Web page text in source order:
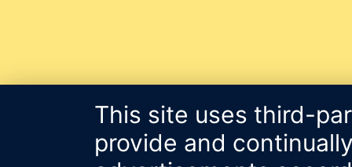
This site uses third-
provide and